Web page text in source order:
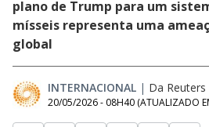
plano de Trump para um
mísseis representa uma
global
INTERNACIONAL | Da Reuters
20/05/2026 - 08H40 (ATUALIZADO